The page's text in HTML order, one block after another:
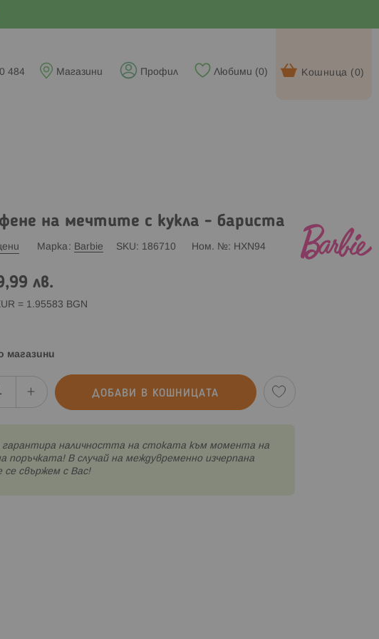
Кошница (0)
Любими (0)
Профил
Магазини
484
на мечтите с кукла - бариста
Марка Barbie SKU 186710 Ном. № HXN94
лв.
= 1.95583 BGN
магазини
ДОБАВИ В КОШНИЦАТА
наличността на стоката към момента на
поръчката! В случай на междувременно изчерпана
се свържем с Вас!